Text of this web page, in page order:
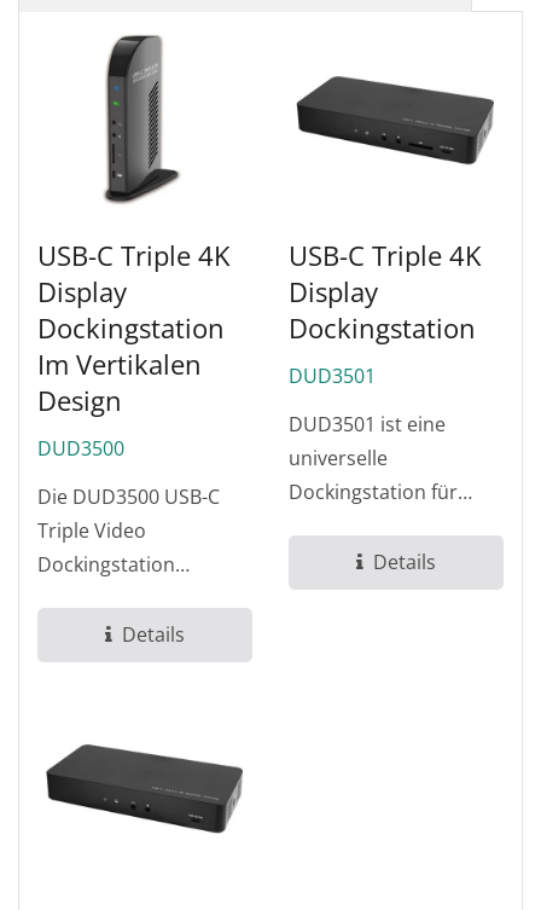
USB-C Triple 4K
Display
Dockingstation
Im Vertikalen
Design
DUD3500
Die DUD3500 USB-C
Triple Video
Dockingstation
DisplayLink- und USB-C
Alt-Mode-
Details
USB-C Triple 4K
Display
Dockingstation
DUD3501
DUD3501 ist eine
universelle
Dockingstation für
Displays, die Ihre
Produktivität...
Details